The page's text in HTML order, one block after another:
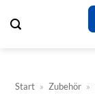
Inhalt
Start » Zubehör »